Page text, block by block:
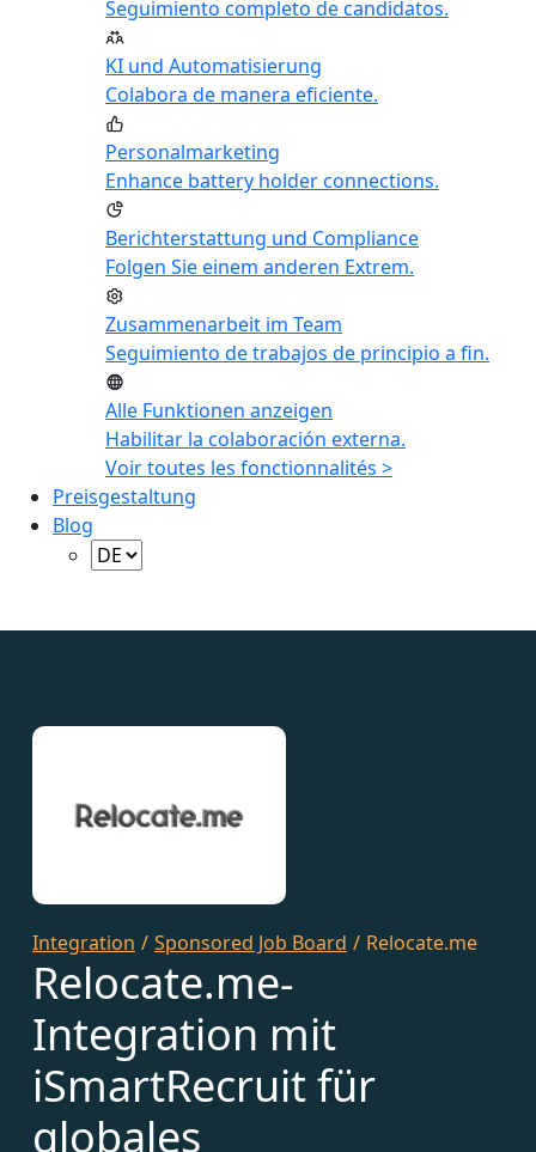
Seguimiento completo de candidatos.
KI und Automatisierung
Colabora de manera eficiente.
Personalmarketing
Enhance battery holder connections.
Berichterstattung und Compliance
Folgen Sie einem anderen Extrem.
Zusammenarbeit im Team
Seguimiento de trabajos de principio a fin.
Alle Funktionen anzeigen
Habilitar la colaboración externa.
Voir toutes les fonctionnalités >
Preisgestaltung
Blog
Integration / Sponsored Job Board / Relocate.me
Relocate.me-
Integration mit
iSmartRecruit für
globales